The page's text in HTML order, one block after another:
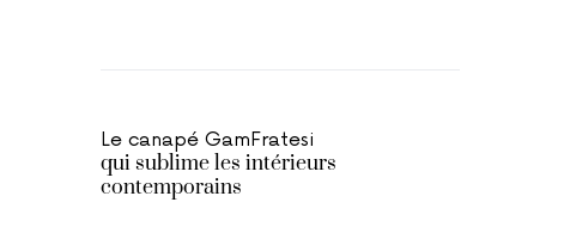
Le canapé GamFratesi
qui sublime les intérieurs
contemporains